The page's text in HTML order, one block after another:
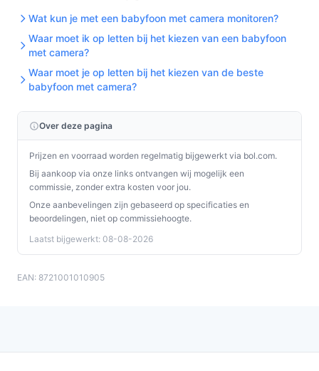
Wat kun je met een babyfoon met camera monitoren?
Waar moet ik op letten bij het kiezen van een babyfoon
met camera?
Waar moet je op letten bij het kiezen van de beste
babyfoon met camera?
Over deze pagina
Prijzen en voorraad worden regelmatig bijgewerkt via bol.com.
Bij aankoop via onze links ontvangen wij mogelijk een
commissie, zonder extra kosten voor jou.
Onze aanbevelingen zijn gebaseerd op specificaties en
beoordelingen, niet op commissiehoogte.
Laatst bijgewerkt: 08-08-2026
EAN: 8721001010905